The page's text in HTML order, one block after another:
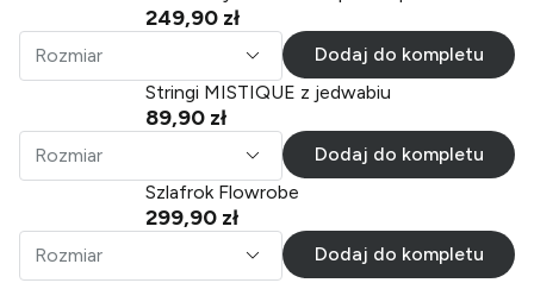
249,90 zł
Rozmiar
Dodaj do kompletu
Stringi MISTIQUE z jedwabiu
89,90 zł
Rozmiar
Dodaj do kompletu
Szlafrok Flowrobe
299,90 zł
Rozmiar Dodaj do kompletu